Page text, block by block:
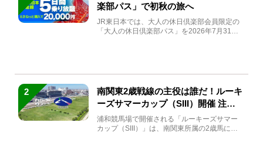
楽部パス」で初秋の旅へ
JR東日本では、大人の休日倶楽部会員限定の
「大人の休日倶楽部パス」を2026年7月31日
2
南関東2歳戦線の主役は誰だ！ルーキ
ーズサマーカップ（SIII）開催 注目
馬と見どころをチェック
浦和競馬場で開催される「ルーキーズサマー
カップ（SIII）」は、南関東所属の2歳馬によ